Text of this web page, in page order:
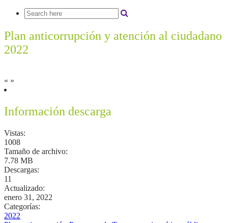
Plan anticorrupción y atención al ciudadano
2022
« »
Información descarga
Vistas:
1008
Tamaño de archivo:
7.78 MB
Descargas:
11
Actualizado:
enero 31, 2022
Categorías:
2022